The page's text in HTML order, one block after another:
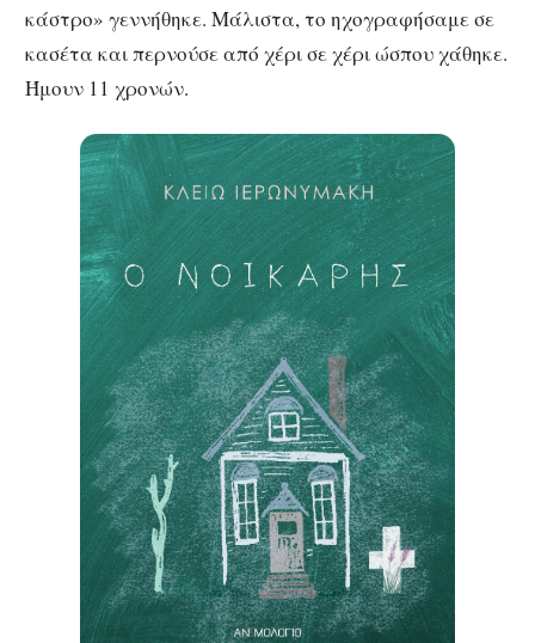
κάστρο» γεννήθηκε. Μάλιστα, το ηχογραφήσαμε σε
κασέτα και περνούσε από χέρι σε χέρι ώσπου χάθηκε.
Ήμουν 11 χρονών.